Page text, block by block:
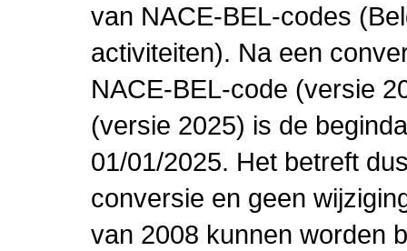
van NACE-BEL-codes
activiteiten). Na een
NACE-BEL-code (versie
(versie 2025) is de
01/01/2025. Het betreft
conversie en geen
van 2008 kunnen worden